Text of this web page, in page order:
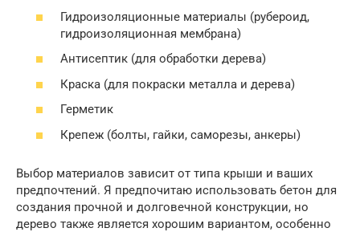
Гидроизоляционные материалы (рубероид,
гидроизоляционная мембрана)
Антисептик (для обработки дерева)
Краска (для покраски металла и дерева)
Герметик
Крепеж (болты, гайки, саморезы, анкеры)
Выбор материалов зависит от типа крыши и ваших
предпочтений. Я предпочитаю использовать бетон для
создания прочной и долговечной конструкции, но
дерево также является хорошим вариантом, особенно